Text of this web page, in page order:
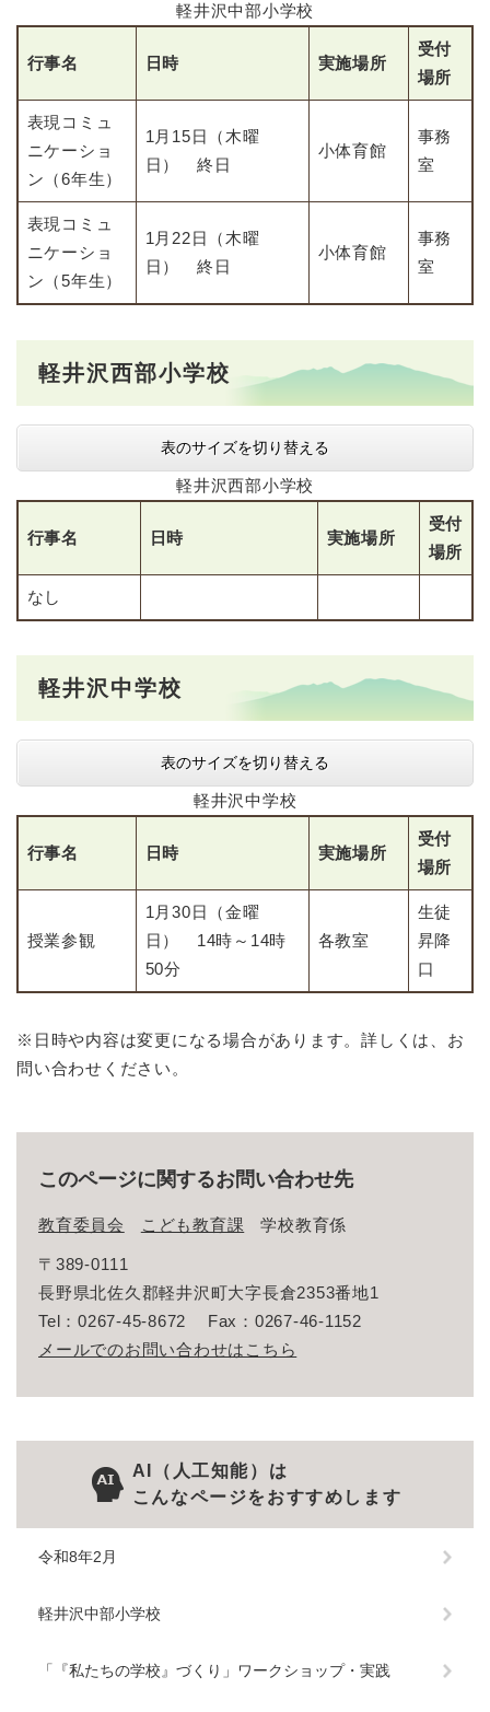
軽井沢中部小学校
行事名 日時 実施場所
受付
場所
表現コミュ
ニケーショ
ン（6年生）
1月15日（木曜
日） 終日
小体育館
事務
室
表現コミュ
ニケーショ
ン（5年生）
1月22日（木曜
日） 終日
小体育館
事務
室
軽井沢西部小学校
表のサイズを切り替える
軽井沢西部小学校
行事名 日時 実施場所
受付
場所
なし
軽井沢中学校
表のサイズを切り替える
軽井沢中学校
行事名 日時 実施場所
受付
場所
授業参観
1月30日（金曜
日） 14時～14時
50分
各教室
生徒
昇降
口
※日時や内容は変更になる場合があります。詳しくは、お
問い合わせください。
このページに関するお問い合わせ先
教育委員会 こども教育課 学校教育係
〒389-0111
長野県北佐久郡軽井沢町大字長倉2353番地1
Tel：0267-45-8672
Fax：0267-46-1152
メールでのお問い合わせはこちら
AI（人工知能）は
こんなページをおすすめします
令和8年2月
軽井沢中部小学校
「『私たちの学校』づくり」ワークショップ・実践